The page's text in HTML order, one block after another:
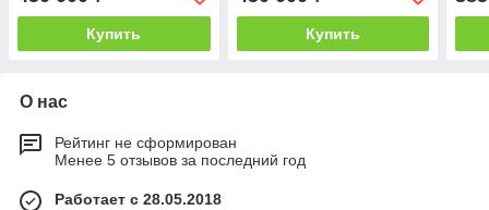
Купить Купить
О нас
Рейтинг не сформирован
Менее 5 отзывов за последний год
Работает с 28.05.2018